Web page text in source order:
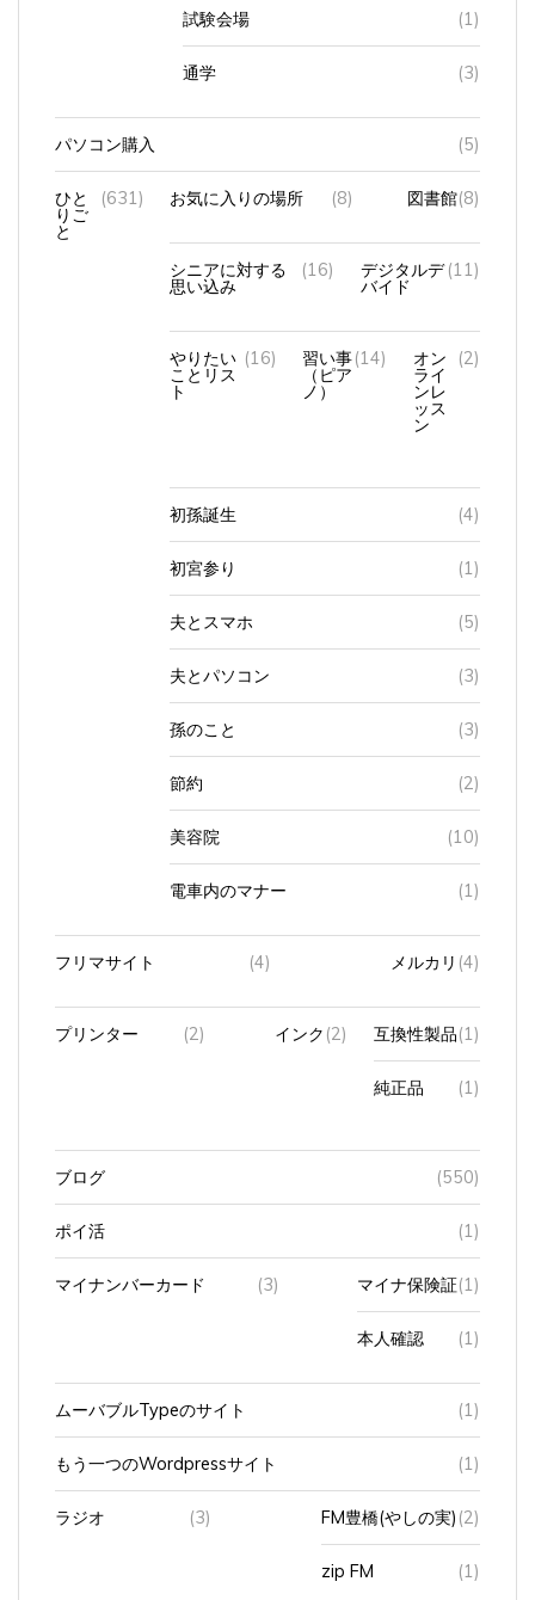
試験会場 (1)
通学 (3)
パソコン購入 (5)
ひと
りご
と
(631) お気に入りの場所 (8) 図書館(8)
シニアに対する
思い込み
(16) デジタルデ
バイド
(11)
やりたい
ことリス
ト
(16) 習い事
（ピア
ノ）
(14) オン
ライ
ンレ
ッス
ン
(2)
初孫誕生 (4)
初宮参り (1)
夫とスマホ (5)
夫とパソコン (3)
孫のこと (3)
節約 (2)
美容院 (10)
電車内のマナー (1)
フリマサイト (4) メルカリ (4)
プリンター (2) インク (2) 互換性製品(1)
純正品 (1)
ブログ (550)
ポイ活 (1)
マイナンバーカード (3) マイナ保険証(1)
本人確認 (1)
ムーバブルTypeのサイト (1)
もう一つのWordpressサイト (1)
ラジオ (3) FM豊橋(やしの実) (2)
zip FM (1)